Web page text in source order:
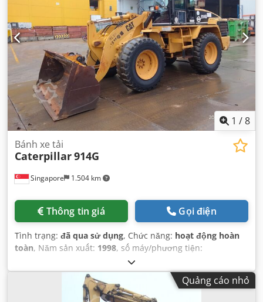
1 /8
Singapore 1.504 km
Bánh xe tải
Caterpillar914G
Thông tin giá Gọi điện
Tình trạng: đã qua sử dụng, Chức năng: hoạt động hoàn
toàn, Năm sản xuất: 1998, số máy/phương tiện:
Quảng cáo nhỏ